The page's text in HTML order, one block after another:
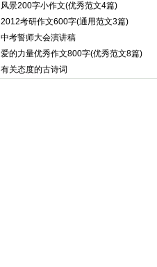
风景200字小作文(优秀范文4篇)
2012考研作文600字(通用范文3篇)
中考誓师大会演讲稿
爱的力量优秀作文800字(优秀范文8篇)
有关态度的古诗词